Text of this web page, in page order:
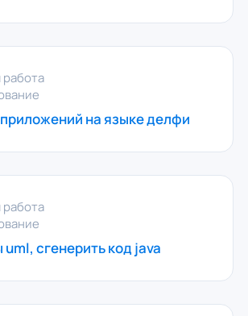
работа
на языке делфи
работа
сгенерить код java